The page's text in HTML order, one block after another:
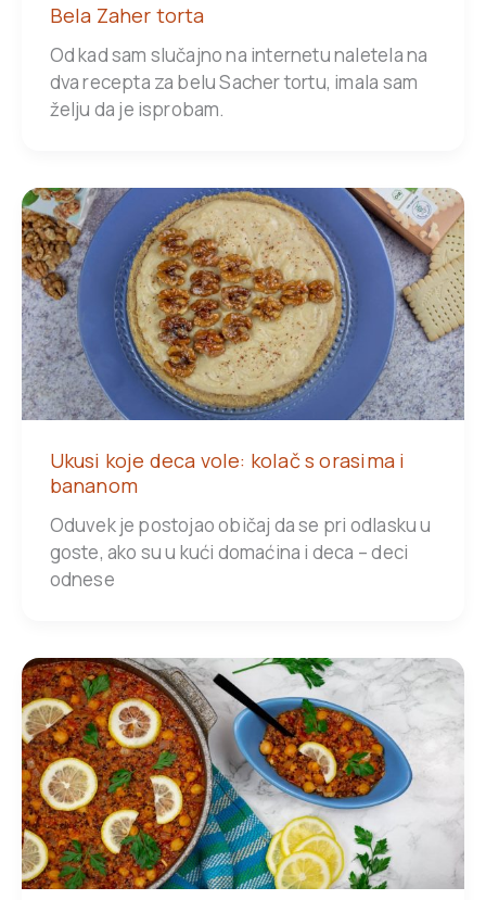
Bela Zaher torta
Od kad sam slučajno na internetu naletela na
dva recepta za belu Sacher tortu, imala sam
želju da je isprobam.
Ukusi koje deca vole: kolač s orasima i
bananom
Oduvek je postojao običaj da se pri odlasku u
goste, ako su u kući domaćina i deca – deci
odnese